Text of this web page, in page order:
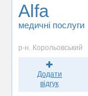
Alfa
медичні послуги
р-н. Корольовський
Додати
відгук